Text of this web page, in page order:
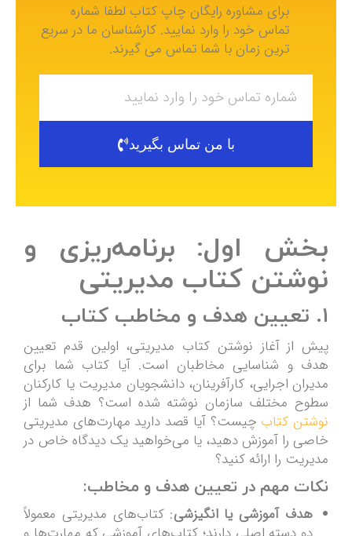
برای مشاوره رایگان چاپ کتاب لطفا شماره
تماس خود را وارد نمایید. کارشناسان ما در سریع
ترین زمان با شما تماس می گیرند.
با من تماس بگیرید
بخش اول: برنامه‌ریزی و
نوشتن کتاب مدیریتی
1. تعیین هدف و مخاطب کتاب
پیش از آغاز نوشتن کتاب مدیریتی، اولین قدم تعیین
هدف و شناسایی مخاطبان است. آیا کتاب شما برای
مدیران اجرایی، کارآفرینان، دانشجویان مدیریت یا کارکنان
سطوح مختلف سازمان نوشته شده است؟ هدف شما از
نوشتن کتاب چیست؟ آیا قصد دارید مهارت‌های مدیریتی
خاصی را آموزش دهید، یا می‌خواهید یک دیدگاه خاص در
مدیریت را ارائه کنید؟
نکات مهم در تعیین هدف و مخاطب:
هدف آموزشی یا انگیزشی: کتاب‌های مدیریتی معمولاً